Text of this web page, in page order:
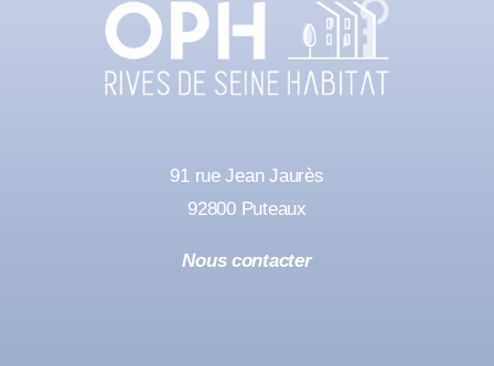
91 rue Jean Jaurès
92800 Puteaux
Nous contacter